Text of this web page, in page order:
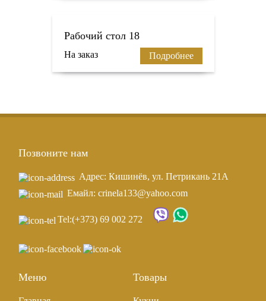
Рабочий стол 18
На заказ Подробнее
Позвоните нам
Адрес: Кишинёв, ул. Петрикань 21A
Емайл: crinela133@yahoo.com
Tel:(+373) 69 002 272
Меню Товары